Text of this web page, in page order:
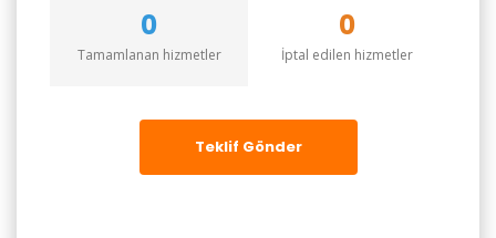
0
Tamamlanan hizmetler
0
İptal edilen hizmetler
Teklif Gönder